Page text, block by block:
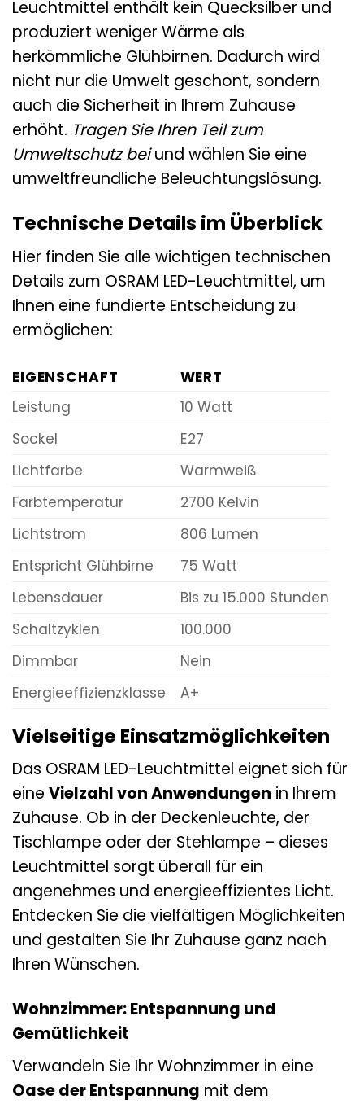
Leuchtmittel enthält kein Quecksilber und
produziert weniger Wärme als
herkömmliche Glühbirnen. Dadurch wird
nicht nur die Umwelt geschont, sondern
auch die Sicherheit in Ihrem Zuhause
erhöht. Tragen Sie Ihren Teil zum
Umweltschutz beiund wählen Sie eine
umweltfreundliche Beleuchtungslösung.
Technische Details im Überblick
Hier finden Sie alle wichtigen technischen
Details zum OSRAM LED-Leuchtmittel, um
Ihnen eine fundierte Entscheidung zu
ermöglichen:
EIGENSCHAFT
WERT
Leistung
10 Watt
Sockel
E27
Lichtfarbe
Warmweiß
Farbtemperatur
2700 Kelvin
Lichtstrom
806 Lumen
Entspricht Glühbirne
75 Watt
Lebensdauer
Bis zu 15.000 Stunden
Schaltzyklen
100.000
Dimmbar
Nein
Energieeffizienzklasse
A+
Vielseitige Einsatzmöglichkeiten
Das OSRAM LED-Leuchtmittel eignet sich für
eine Vielzahl von Anwendungen in Ihrem
Zuhause. Ob in der Deckenleuchte, der
Tischlampe oder der Stehlampe – dieses
Leuchtmittel sorgt überall für ein
angenehmes und energieeffizientes Licht.
Entdecken Sie die vielfältigen Möglichkeiten
und gestalten Sie Ihr Zuhause ganz nach
Ihren Wünschen.
Wohnzimmer: Entspannung und
Gemütlichkeit
Verwandeln Sie Ihr Wohnzimmer in eine
Oase der Entspannung mit dem